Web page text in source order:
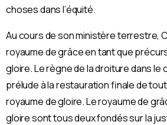
choses dans l’équité.
Au cours de son ministère terrestre,
royaume de grâce en tant que
gloire. Le règne de la droiture dans
prélude à la restauration finale de
royaume de gloire. Le royaume de
gloire sont tous deux fondés sur la